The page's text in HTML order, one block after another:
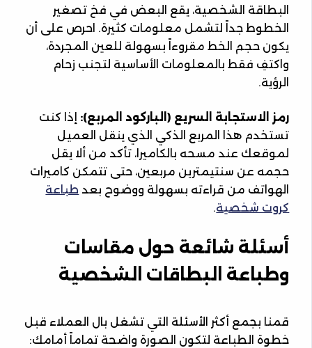
البطاقة الشخصية، يقع البعض في فخ تصغير
الخطوط جداً لتشمل معلومات كثيرة. احرص على أن
يكون حجم الخط مقروءاً بسهولة للعين المجردة،
واكتفِ فقط بالمعلومات الأساسية لتجنب زحام
الرؤية.
رمز الاستجابة السريع (الباركود المربع): إذا كنت
تستخدم هذا المربع الذكي الذي ينقل العميل
لموقعك عند مسحه بالكاميرا، تأكد من ألا يقل
حجمه عن سنتيمترين مربعين، حتى تتمكن كاميرات
الهواتف من قراءته بسهولة ووضوح بعد طباعة
كروت شخصية.
أسئلة شائعة حول مقاسات
وطباعة البطاقات الشخصية
قمنا بجمع أكثر الأسئلة التي تشغل بال العملاء قبل
خطوة الطباعة لتكون الصورة واضحة تماماً أمامك: